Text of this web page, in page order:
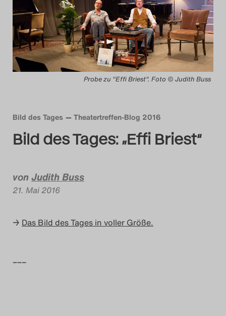
Das Theatertreffen-Blog
2014
Das Theatertreffen-Blog
2015
Das Theatertreffen-Blog
2016
2018
Probe zu "Effi Briest". Foto © Judith Buss
Bild des Tages Theatertreffen-Blog 2016
Bild des Tages: „Effi Briest“
vonJudith Buss
21. Mai 2016
→ Das Bild des Tages in voller Größe.
–––